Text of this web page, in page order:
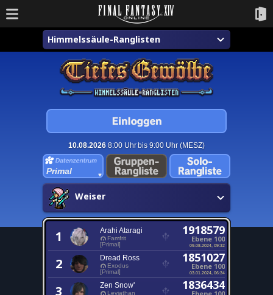
Himmelssäule-Ranglisten
10.08.20268:00 Uhr bis 9:00 Uhr (MESZ)
Primal
Weiser
1 Arahi Ataragi
Famfrit
[Primal]
1918579
Ebene 100
09.08.2024, 09:32
2 Dread Ross
Exodus
[Primal]
1851027
Ebene 100
03.01.2024, 06:34
3 Zen Snow'
Leviathan
1836434